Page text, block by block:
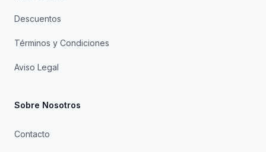
Descuentos
Términos y Condiciones
Aviso Legal
Sobre Nosotros
Contacto